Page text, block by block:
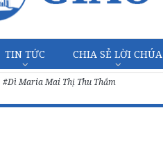
TIN TỨC CHIA SẺ LỜI CHÚA
#Dì Maria Mai Thị Thu Thắm